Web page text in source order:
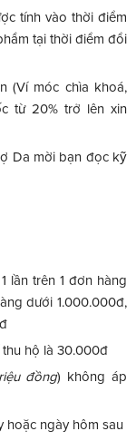
tính vào thời điểm
tại thời điểm đổi
(Ví móc chìa khoá,
từ 20% trở lên xin
Da mời bạn đọc kỹ
lần trên 1 đơn hàng
dưới 1.000.000đ,
hộ là 30.000đ
đồng) không áp
hoặc ngày hôm sau